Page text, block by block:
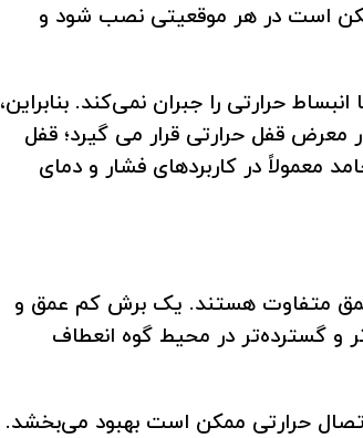
است در هر موقعیتی نصب شود و
حرارتی را جبران نمی‌کند. بنابراین،
قفل حرارتی قرار می گیرد؛ قفل
معمولاً در کاربردهای فشار و دمای
متفاوت هستند. یک برش کم عمق و
و گسترده‌تر در محیط گوه انعطاف
حرارتی ممکن است بهبود می‌بخشد.